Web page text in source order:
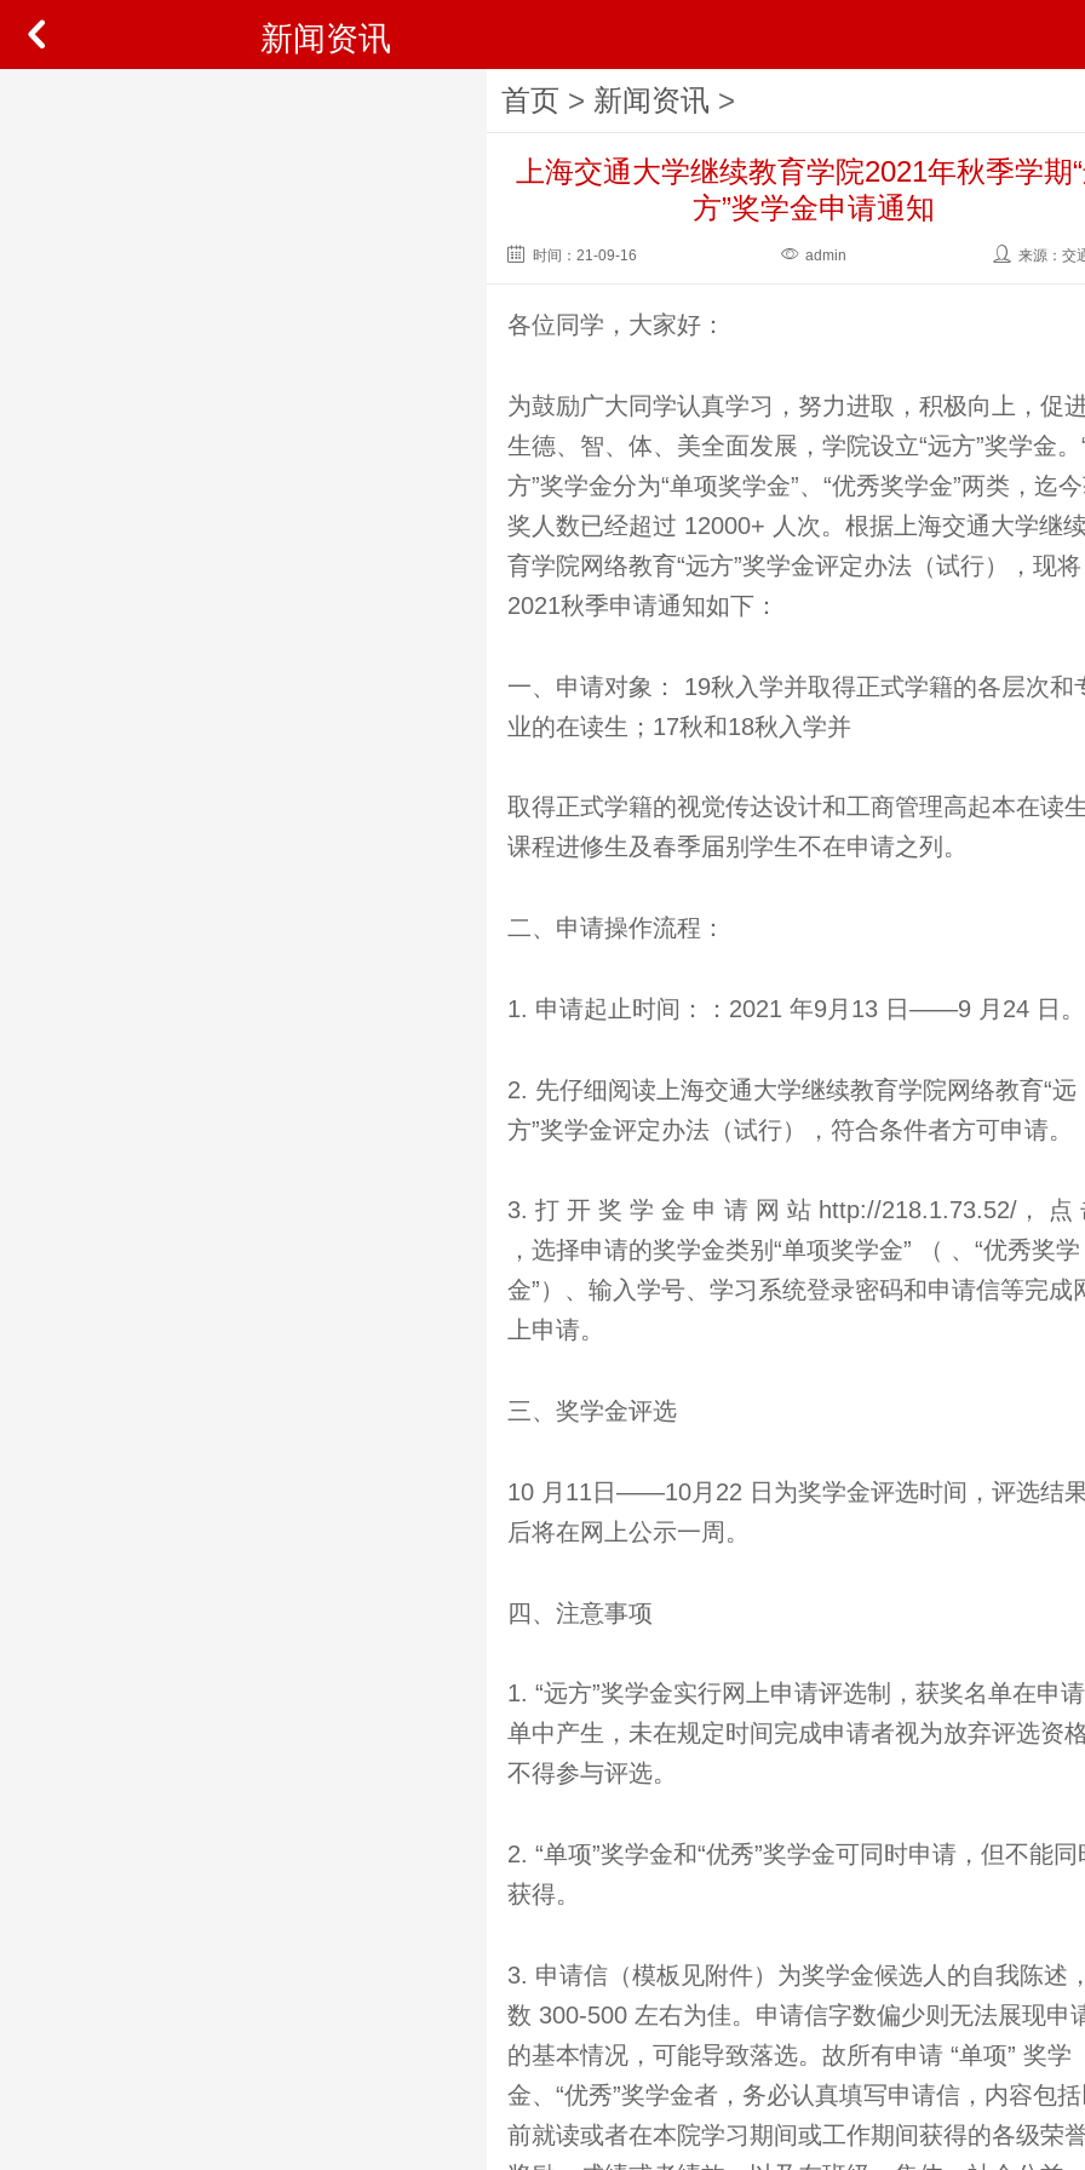
新闻资讯
首页 > 新闻资讯 >
上海交通大学继续教育学院2021年秋季学期
方”奖学金申请通知
时间： 21-09-16 admin 来源：交
各位同学，大家好：
为鼓励广大同学认真学习，努力进取，积极向上，促
生德、智、体、美全面发展，学院设立“远方”奖学金。
方”奖学金分为“单项奖学金”、“优秀奖学金”两类，迄
奖人数已经超过 12000+ 人次。根据上海交通大学继
育学院网络教育“远方”奖学金评定办法（试行），现将
2021秋季申请通知如下：
一、申请对象： 19秋入学并取得正式学籍的各层次和
业的在读生；17秋和18秋入学并
取得正式学籍的视觉传达设计和工商管理高起本在读
课程进修生及春季届别学生不在申请之列。
二、申请操作流程：
1. 申请起止时间：：2021 年9月13 日——9 月24 日。
2. 先仔细阅读上海交通大学继续教育学院网络教育“远
方”奖学金评定办法（试行），符合条件者方可申请。
3. 打 开 奖 学 金 申 请 网 站 http://218.1.73.52/， 点
，选择申请的奖学金类别“单项奖学金” （ 、“优秀奖学
金”）、输入学号、学习系统登录密码和申请信等完成
上申请。
三、奖学金评选
10 月11日——10月22 日为奖学金评选时间，评选结
后将在网上公示一周。
四、注意事项
1. “远方”奖学金实行网上申请评选制，获奖名单在申
单中产生，未在规定时间完成申请者视为放弃评选资
不得参与评选。
2. “单项”奖学金和“优秀”奖学金可同时申请，但不能同
获得。
3. 申请信（模板见附件）为奖学金候选人的自我陈述
数 300-500 左右为佳。申请信字数偏少则无法展现申
的基本情况，可能导致落选。故所有申请 “单项” 奖学
金、“优秀”奖学金者，务必认真填写申请信，内容包
前就读或者在本院学习期间或工作期间获得的各级荣